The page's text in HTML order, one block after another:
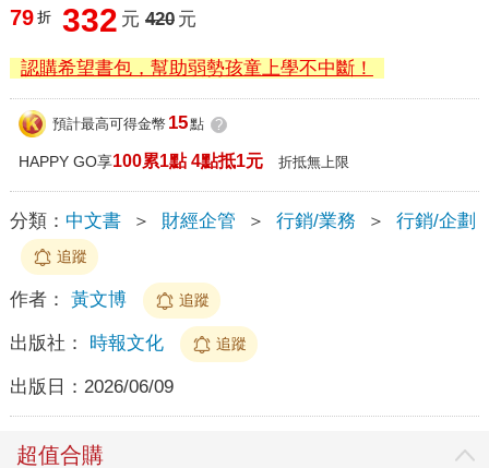
79 折 332 元 420 元
認購希望書包，幫助弱勢孩童上學不中斷！
預計最高可得金幣 15點 ?
HAPPY GO享100累1點 4點抵1元 折抵無上限
分類： 中文書 ＞ 財經企管 ＞ 行銷/業務 ＞ 行銷/企劃
追蹤
作者： 黃文博 追蹤
出版社： 時報文化 追蹤
出版日： 2026/06/09
超值合購